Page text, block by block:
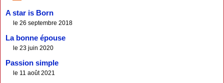
A star is Born
le 26 septembre 2018
La bonne épouse
le 23 juin 2020
Passion simple
le 11 août 2021